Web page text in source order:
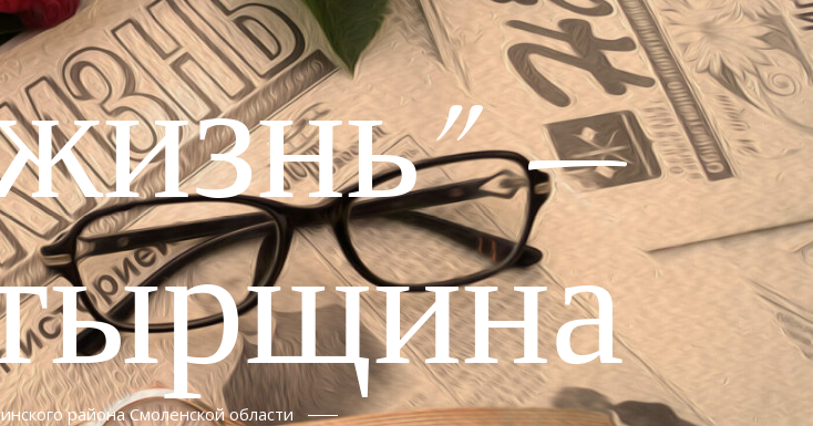
—
района Смоленской области